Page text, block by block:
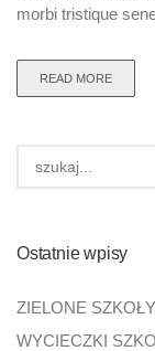
morbi tristique
READ MORE
Ostatnie wpisy
ZIELONE SZKOŁY
WYCIECZKI